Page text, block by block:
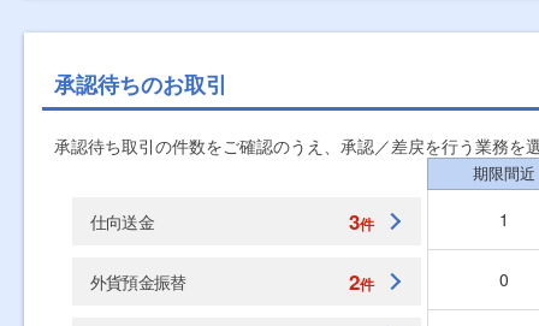
承認待ちのお取引
承認待ち取引の件数をご確認のうえ、承認／差戻を行う業務を
期限間近
仕向送金 3件 1
外貨預金振替 2件 0